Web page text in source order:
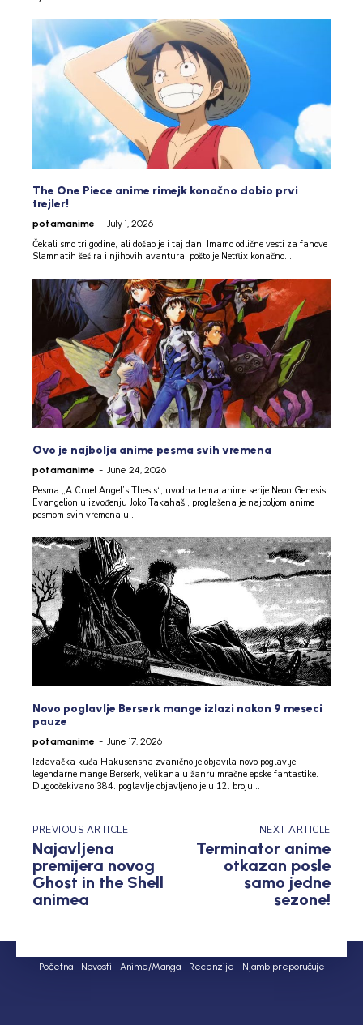
The One Piece anime rimejk konačno dobio prvi
trejler!
potamanime - July 1, 2026
Čekali smo tri godine, ali došao je i taj dan. Imamo odlične vesti za fanove
Slamnatih šešira i njihovih avantura, pošto je Netflix konačno...
Ovo je najbolja anime pesma svih vremena
potamanime - June 24, 2026
Pesma „A Cruel Angel’s Thesis“, uvodna tema anime serije Neon Genesis
Evangelion u izvođenju Joko Takahaši, proglašena je najboljom anime
pesmom svih vremena u...
Novo poglavlje Berserk mange izlazi nakon 9 meseci
pauze
potamanime - June 17, 2026
Izdavačka kuća Hakusensha zvanično je objavila novo poglavlje
legendarne mange Berserk, velikana u žanru mračne epske fantastike.
Dugoočekivano 384. poglavlje objavljeno je u 12. broju...
PREVIOUS ARTICLE
Najavljena
premijera novog
Ghost in the Shell
animea
NEXT ARTICLE
Terminator anime
otkazan posle
samo jedne
sezone!
Početna Novosti Anime/Manga Recenzije Njamb preporučuje